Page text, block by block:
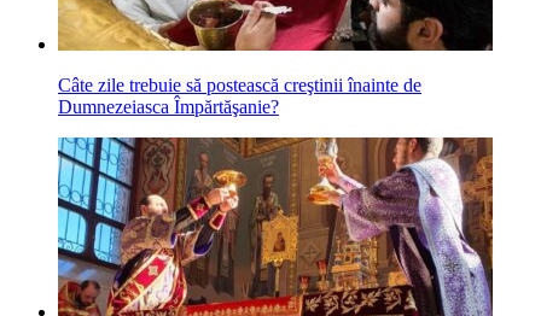
Câte zile trebuie să postească creştinii înainte de
Dumnezeiasca Împărtăşanie?